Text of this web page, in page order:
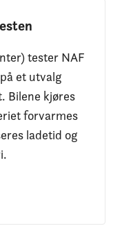
tester NAF
et utvalg
Bilene kjøres
forvarmes
ladetid og